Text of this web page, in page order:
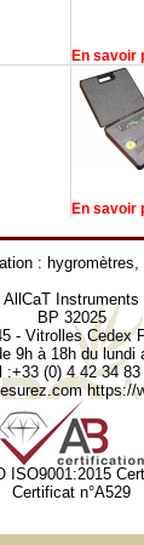
En savoir
En savoir
: hygromètres,
AllCaT Instruments
BP 32025
- Vitrolles Cedex
9h à 18h du lundi
:+33 (0) 4 42 34 83
https://
ISO9001:2015
Certificat n°A529